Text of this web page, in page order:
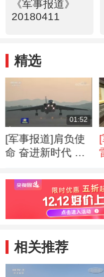
《军事报道》
20180411
精选
01:52
[军事报道]肩负使
命 奋进新时代 冯
植在全民心中
相关推荐